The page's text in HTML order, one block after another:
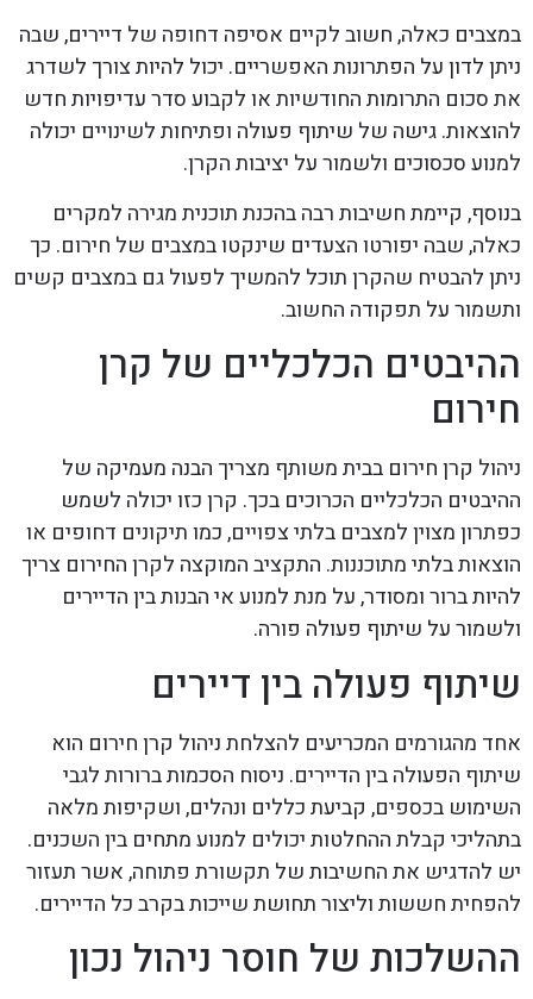
במצבים כאלה, חשוב לקיים אסיפה דחופה של דיירים, שבה
ניתן לדון על הפתרונות האפשריים. יכול להיות צורך לשדרג
את סכום התרומות החודשיות או לקבוע סדר עדיפויות חדש
להוצאות. גישה של שיתוף פעולה ופתיחות לשינויים יכולה
למנוע סכסוכים ולשמור על יציבות הקרן.
בנוסף, קיימת חשיבות רבה בהכנת תוכנית מגירה למקרים
כאלה, שבה יפורטו הצעדים שינקטו במצבים של חירום. כך
ניתן להבטיח שהקרן תוכל להמשיך לפעול גם במצבים קשים
ותשמור על תפקודה החשוב.
ההיבטים הכלכליים של קרן
חירום
ניהול קרן חירום בבית משותף מצריך הבנה מעמיקה של
ההיבטים הכלכליים הכרוכים בכך. קרן כזו יכולה לשמש
כפתרון מצוין למצבים בלתי צפויים, כמו תיקונים דחופים או
הוצאות בלתי מתוכננות. התקציב המוקצה לקרן החירום צריך
להיות ברור ומסודר, על מנת למנוע אי הבנות בין הדיירים
ולשמור על שיתוף פעולה פורה.
שיתוף פעולה בין דיירים
אחד מהגורמים המכריעים להצלחת ניהול קרן חירום הוא
שיתוף הפעולה בין הדיירים. ניסוח הסכמות ברורות לגבי
השימוש בכספים, קביעת כללים ונהלים, ושקיפות מלאה
בתהליכי קבלת ההחלטות יכולים למנוע מתחים בין השכנים.
יש להדגיש את החשיבות של תקשורת פתוחה, אשר תעזור
להפחית חששות וליצור תחושת שייכות בקרב כל הדיירים.
ההשלכות של חוסר ניהול נכון